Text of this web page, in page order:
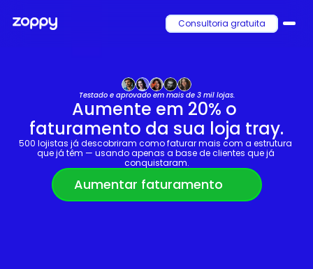
Testado e aprovado em mais de 3 mil lojas.
Aumente em 20% o
faturamento da sua loja tray.
500 lojistas já descobriram como faturar mais com a estrutura
que já têm — usando apenas a base de clientes que já
conquistaram.
Aumentar faturamento
Consultoria gratuita